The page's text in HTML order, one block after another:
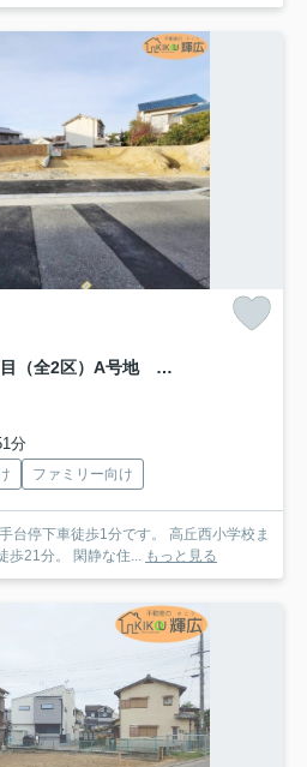
明石市大久保町山手台1丁目（全2区）A号地 土地
分
ファミリー向け
台停下車徒歩1分です。 高丘西小学校ま
歩21分。 閑静な住... もっと見る